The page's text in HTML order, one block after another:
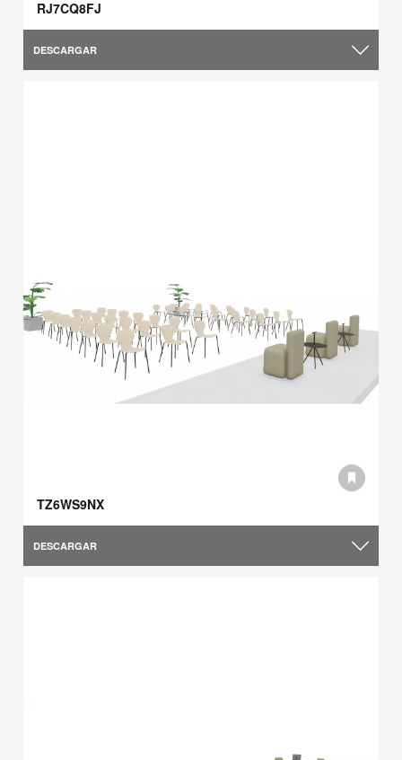
RJ7CQ8FJ
DESCARGAR
TZ6WS9NX
DESCARGAR